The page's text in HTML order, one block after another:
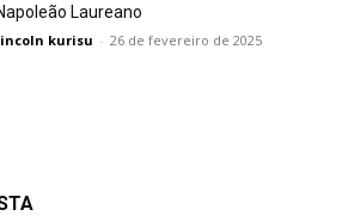
Laureano
kurisu - 26 de fevereiro de 2025